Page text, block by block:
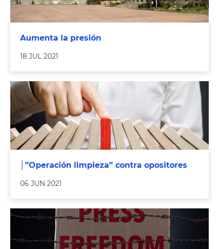
Aumenta la presión
18 JUL 2021
│”Operación limpieza” contra opositores
06 JUN 2021